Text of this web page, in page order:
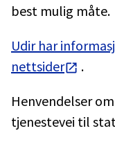
best mulig måte.
Udir har
nettsider
.
Henvendelser
tjenestevei til